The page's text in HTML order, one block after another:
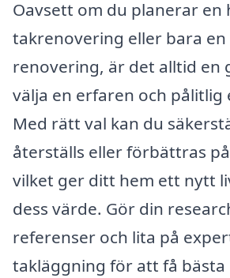
Oavsett om du planerar en
takrenovering eller bara en
renovering, är det alltid en
välja en erfaren och pålitlig
Med rätt val kan du
återställs eller förbättras
vilket ger ditt hem ett nytt
dess värde. Gör din
referenser och lita på
takläggning för att få bästa